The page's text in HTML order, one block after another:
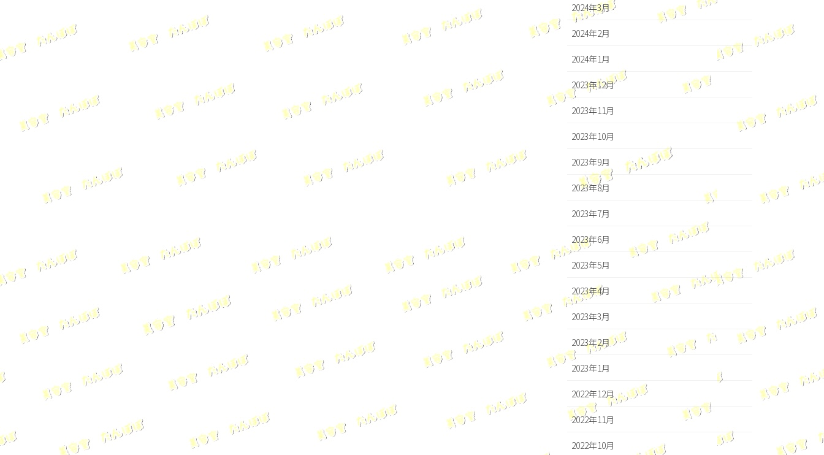
2024年3月
2024年2月
2024年1月
2023年12月
2023年11月
2023年10月
2023年9月
2023年8月
2023年7月
2023年6月
2023年5月
2023年4月
2023年3月
2023年2月
2023年1月
2022年12月
2022年11月
2022年10月